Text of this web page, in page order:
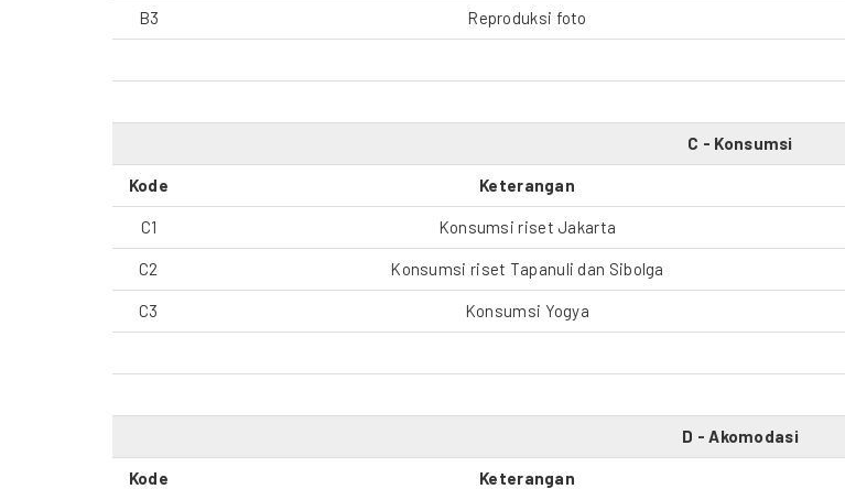
B3 Reproduksi foto
C - Konsumsi
Kode Keterangan
C1 Konsumsi riset Jakarta
C2 Konsumsi riset Tapanuli dan Sibolga
C3 Konsumsi Yogya
D - Akomodasi
Kode Keterangan